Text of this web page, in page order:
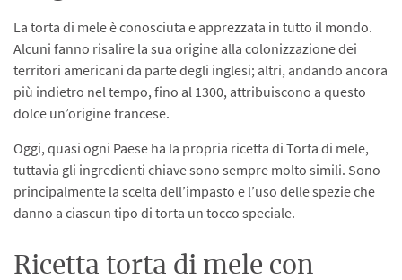
La torta di mele è conosciuta e apprezzata in tutto il mondo.
Alcuni fanno risalire la sua origine alla colonizzazione dei
territori americani da parte degli inglesi; altri, andando ancora
più indietro nel tempo, fino al 1300, attribuiscono a questo
dolce un’origine francese.
Oggi, quasi ogni Paese ha la propria ricetta di Torta di mele,
tuttavia gli ingredienti chiave sono sempre molto simili. Sono
principalmente la scelta dell’impasto e l’uso delle spezie che
danno a ciascun tipo di torta un tocco speciale.
Ricetta torta di mele con